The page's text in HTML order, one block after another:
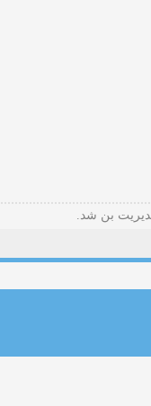
مدیریت بن شد.